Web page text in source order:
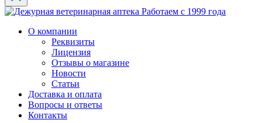
Работаем с 1999 года
О компании
Реквизиты
Лицензия
Отзывы о магазине
Новости
Статьи
Доставка и оплата
Вопросы и ответы
Контакты